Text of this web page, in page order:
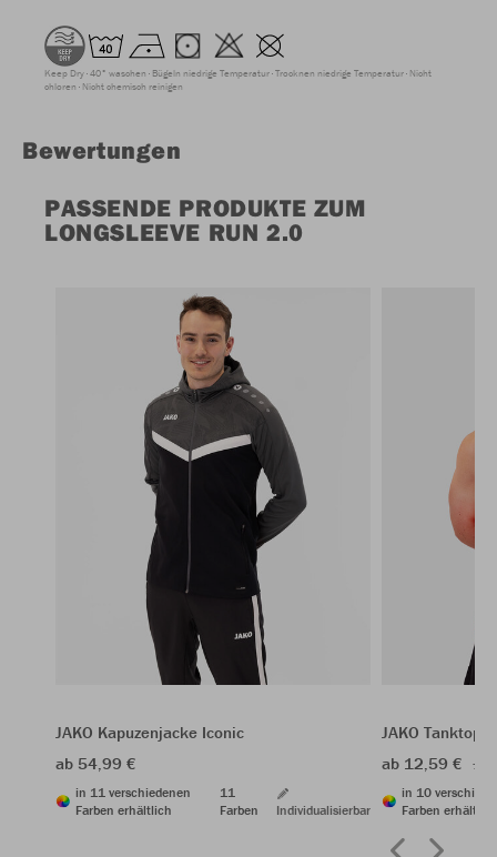
Keep Dry 40° waschen Bügeln niedrige Temperatur Trocknen niedrige Temperatur Nicht
chloren Nicht chemisch reinigen
Bewertungen
PASSENDE PRODUKTE ZUM
LONGSLEEVE RUN 2.0
JAKO Kapuzenjacke Iconic
ab 54,99 €
in 11 verschiedenen
Farben erhältlich
11
Farben
Individualisierbar
JAKO Tanktop
ab 12,59 €
in 10
Farben